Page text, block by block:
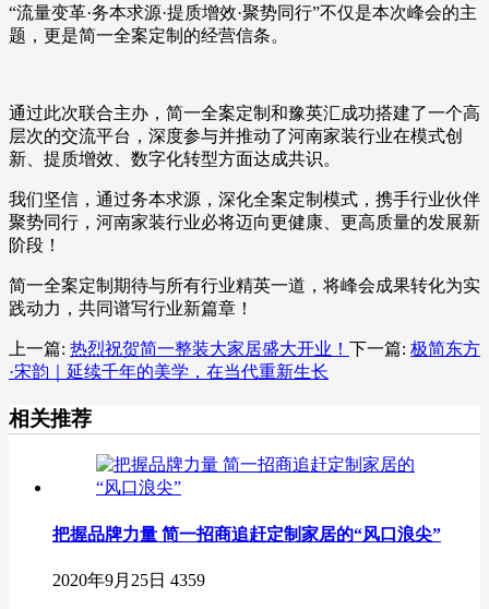
“流量变革·务本求源·提质增效·聚势同行”不仅是本次峰会的主
题，更是简一全案定制的经营信条。
通过此次联合主办，简一全案定制和豫英汇成功搭建了一个高
层次的交流平台，深度参与并推动了河南家装行业在模式创
新、提质增效、数字化转型方面达成共识。
我们坚信，通过务本求源，深化全案定制模式，携手行业伙伴
聚势同行，河南家装行业必将迈向更健康、更高质量的发展新
阶段！
简一全案定制期待与所有行业精英一道，将峰会成果转化为实
践动力，共同谱写行业新篇章！
上一篇: 热烈祝贺简一整装大家居盛大开业！ 下一篇: 极简东方
·宋韵｜延续千年的美学，在当代重新生长
相关推荐
把握品牌力量 简一招商追赶定制家居的“风口浪尖”
2020年9月25日 4359